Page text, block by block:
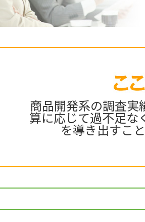
商品開発系の調査実
算に応じて過不足な
を導き出すこ